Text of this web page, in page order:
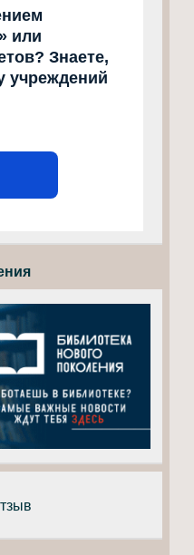
или
Знаете,
учреждений